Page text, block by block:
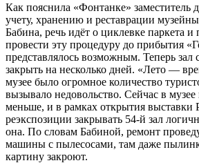
Как пояснила «Фонтанке» заместитель
учету, хранению и реставрации
Бабина, речь идёт о циклевке паркета
провести эту процедуру до прибытия
представлялось возможным. Теперь зал
закрыть на несколько дней. «Лето —
музее было огромное количество
вызывало недовольство. Сейчас в
меньше, и в рамках открытия выставки
реэкспозиции закрывать 54-й зал
она. По словам Бабиной, ремонт
машины с пылесосами, там даже
картину закроют.